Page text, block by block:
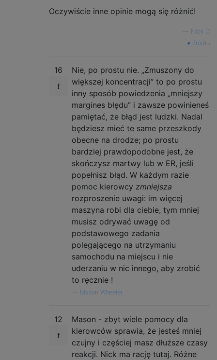
Oczywiście inne opinie mogą się różnić!
Nick C
źródło
16
Nie, po prostu nie. „Zmuszony do
większej koncentracji” to po prostu
inny sposób powiedzenia „mniejszy
margines błędu” i zawsze powinieneś
pamiętać, że błąd jest ludzki. Nadal
będziesz mieć te same przeszkody
obecne na drodze; po prostu
bardziej prawdopodobne jest, że
skończysz martwy lub w ER, jeśli
popełnisz błąd. W każdym razie
pomoc kierowcy zmniejsza
rozproszenie uwagi: im więcej
maszyna robi dla ciebie, tym mniej
musisz odrywać uwagę od
podstawowego zadania
polegającego na utrzymaniu
samochodu na miejscu i nie
uderzaniu w nic innego, aby zrobić
to ręcznie !
Mason Wheeler,
12
Mason - zbyt wiele pomocy dla
kierowców sprawia, że ​​jesteś mniej
czujny i częściej masz dłuższe czasy
reakcji. Nick ma rację tutaj. Różne